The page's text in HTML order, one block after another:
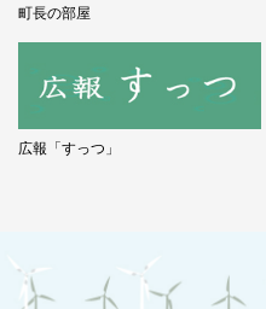
町長の部屋
広報「すっつ」